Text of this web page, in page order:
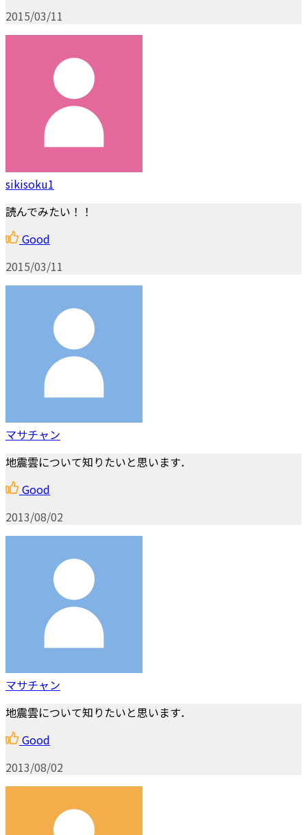
2015/03/11
sikisoku1
読んでみたい！！
Good
2015/03/11
マサチャン
地震雲について知りたいと思います．
Good
2013/08/02
マサチャン
地震雲について知りたいと思います．
Good
2013/08/02